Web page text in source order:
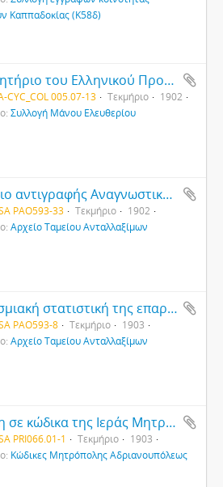
Καππαδοκίας (Κ58δ)
Διαμονητήριο του Ελληνικού Προξενείου στη Σμύρνη
CYC_COL 005.07-13 Τεκμήριο
1902
Συλλογή Μάνου Ελευθερίου
Τετράδιο αντιγραφής Αναγνωστικού μαθητή Γ΄ ταξης σχολείου στην Άγκυρα (2)
PAO593-33 Τεκμήριο
1902
Αρχείο Ταμείου Ανταλλαξίμων
Πληθυσμιακή στατιστική της επαρχίας Νεοκαισάρειας
PAO593-8 Τεκμήριο
1903
Αρχείο Ταμείου Ανταλλαξίμων
Διαθήκη σε κώδικα της Ιεράς Μητροπόλεως Αδριανουπόλεως (1)
PRI066.01-1 Τεκμήριο
1903
Κώδικες Μητρόπολης Αδριανουπόλεως